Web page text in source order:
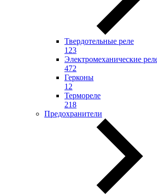
Твердотельные реле
123
Электромеханические
472
Герконы
12
Термореле
218
Предохранители